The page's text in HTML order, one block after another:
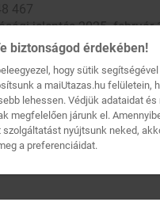
467
jelentés 2025. február
jelentés 2024. február
biztonságod érdekében!
hogy sütik
a maiUtazas.hu felületein,
lehessen. Védjük adataidat és
megfelelően járunk el.
nyújtsunk neked,
a preferenciáidat.